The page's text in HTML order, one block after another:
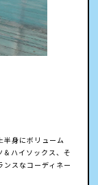
半身にボリューム
ハイソックス、そ
ンスなコーディネー